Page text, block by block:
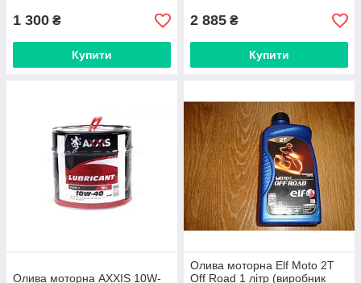
1 300 ₴
Купити
2 885 ₴
Купити
Олива моторна AXXIS 10W-
Олива моторна Elf Moto 2T
Off Road 1 літр (виробник